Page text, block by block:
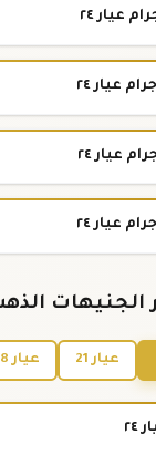
الجنيهات
عيار 21 عيار 18